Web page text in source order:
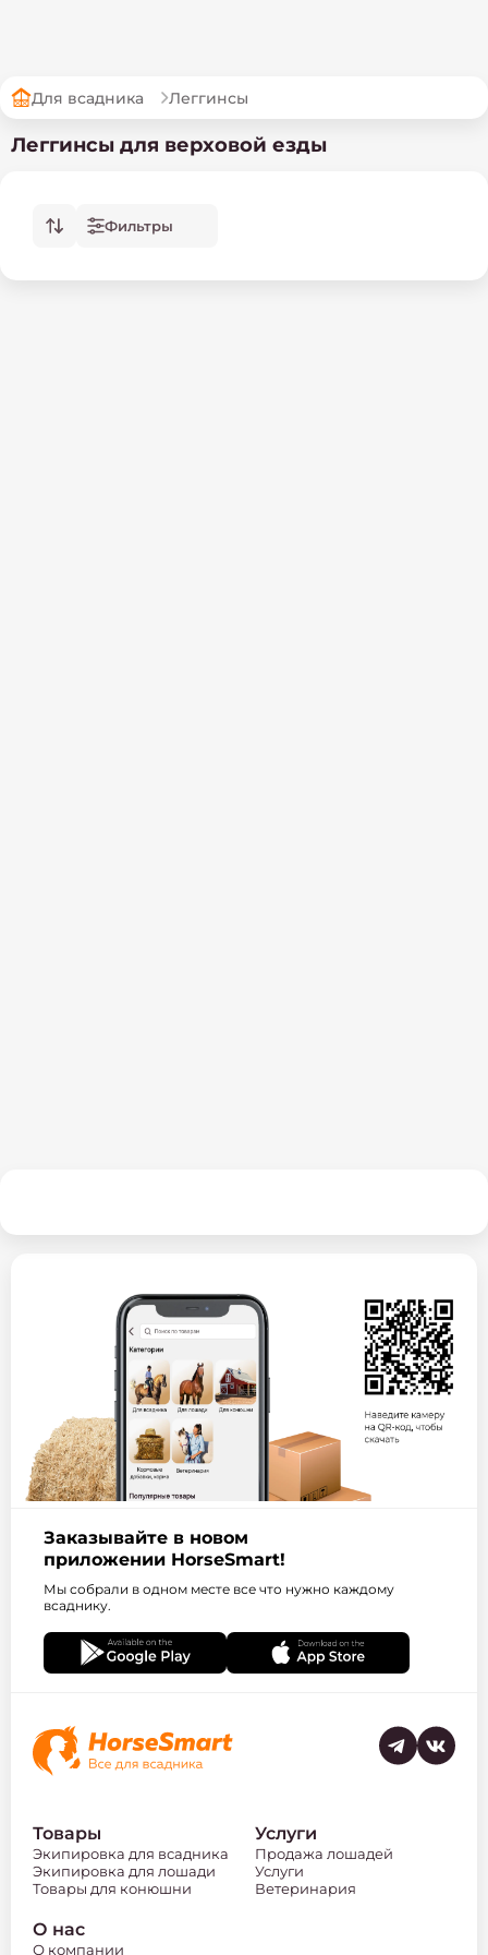
Для всадника Леггинсы
Леггинсы для верховой езды
Фильтры
Заказывайте в новом
приложении HorseSmart!
Мы собрали в одном месте все что нужно каждому
всаднику.
Товары
Экипировка для всадника
Экипировка для лошади
Товары для конюшни
Услуги
Продажа лошадей
Услуги
Ветеринария
О нас
О компании